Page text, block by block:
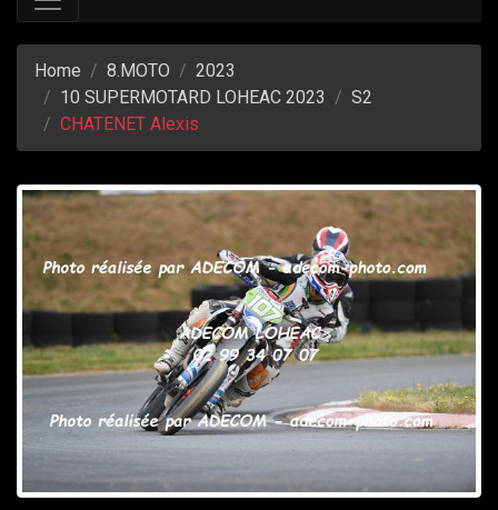
Home 8.MOTO
2023
10 SUPERMOTARD LOHEAC 2023
S2
CHATENET Alexis